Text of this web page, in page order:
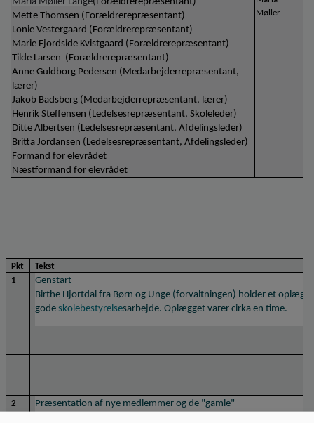
Mette Thomsen (Forældrerepræsentant)
Lonie Vestergaard (Forældrerepræsentant)
Marie Fjordside Kvistgaard (Forældrerepræsentant)
Tilde Larsen  (Forældrerepræsentant)
Anne Guldborg Pedersen (Medarbejderrepræsentant,
lærer)
Jakob Badsberg (Medarbejderrepræsentant, lærer)
Henrik Steffensen (Ledelsesrepræsentant, Skoleleder)
Ditte Albertsen (Ledelsesrepræsentant, Afdelingsleder)
Britta Jordansen (Ledelsesrepræsentant, Afdelingsleder)
Formand for elevrådet
Næstformand for elevrådet
Møller
Pkt
Tekst
1
Genstart
Birthe Hjortdal fra Børn og Unge (forvaltningen) holder et oplæg
gode skolebestyrelsesarbejde. Oplægget varer cirka en time.
2 Præsentation af nye medlemmer og de "gamle"